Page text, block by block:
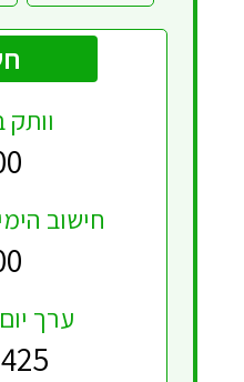
חישוב
ערך
425 ש"ח